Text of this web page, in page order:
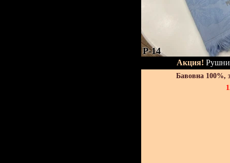
P-14
Акция!
Бавовна 100%,